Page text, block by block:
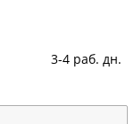
3-4 раб. дн.